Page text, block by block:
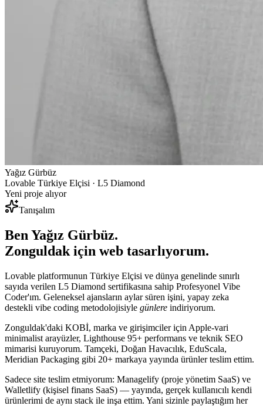
Yağız Gürbüz
Lovable Türkiye Elçisi · L5 Diamond
Yeni proje alıyor
Tanışalım
Ben Yağız Gürbüz.
Zonguldakiçin web tasarlıyorum.
Lovable platformunun Türkiye Elçisi ve dünya genelinde sınırlı
sayıda verilen L5 Diamond sertifikasına sahip Profesyonel Vibe
Coder'ım. Geleneksel ajansların aylar süren işini, yapay zeka
destekli vibe coding metodolojisiyle günlere indiriyorum.
Zonguldak'daki KOBİ, marka ve girişimciler için Apple-vari
minimalist arayüzler, Lighthouse 95+ performans ve teknik SEO
mimarisi kuruyorum. Tamçeki, Doğan Havacılık, EduScala,
Meridian Packaging gibi 20+ markaya yayında ürünler teslim ettim.
Sadece site teslim etmiyorum: Managelify (proje yönetim SaaS) ve
Walletlify (kişisel finans SaaS) — yayında, gerçek kullanıcılı kendi
ürünlerimi de aynı stack ile inşa ettim. Yani sizinle paylaştığım her